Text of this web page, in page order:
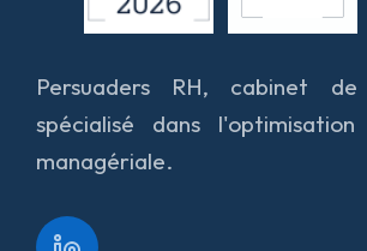
Persuaders RH, cabinet
spécialisé dans
managériale.